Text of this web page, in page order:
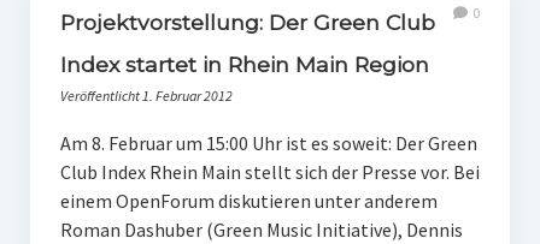
PR-Theorie
PR-Studien
Gesellschaft & Medien
Projektvorstellung: Der Green Club
Index startet in Rhein Main Region
Veröffentlicht 1. Februar 2012
0
Am 8. Februar um 15:00 Uhr ist es soweit: Der Green
Club Index Rhein Main stellt sich der Presse vor. Bei
einem OpenForum diskutieren unter anderem
Roman Dashuber (Green Music Initiative), Dennis